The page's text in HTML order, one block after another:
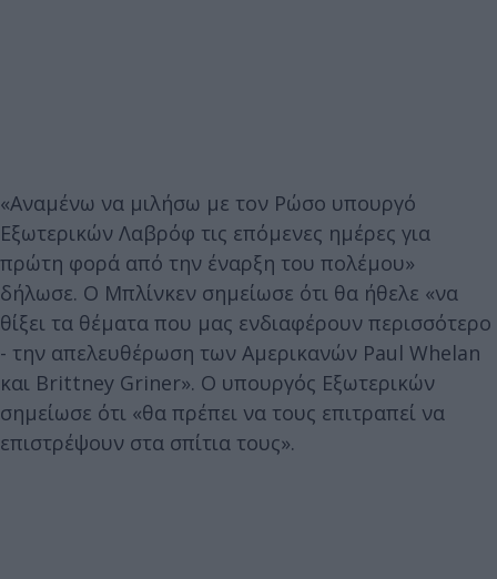
«Αναμένω να μιλήσω με τον Ρώσο υπουργό
Εξωτερικών Λαβρόφ τις επόμενες ημέρες για
πρώτη φορά από την έναρξη του πολέμου»
δήλωσε. Ο Μπλίνκεν σημείωσε ότι θα ήθελε «να
θίξει τα θέματα που μας ενδιαφέρουν περισσότερο
- την απελευθέρωση των Αμερικανών Paul Whelan
και Brittney Griner». Ο υπουργός Εξωτερικών
σημείωσε ότι «θα πρέπει να τους επιτραπεί να
επιστρέψουν στα σπίτια τους».